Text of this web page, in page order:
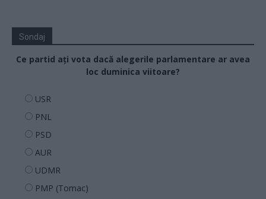
Sondaj
Ce partid ați vota dacă alegerile parlamentare ar avea
loc duminica viitoare?
USR
PNL
PSD
AUR
UDMR
PMP (Tomac)